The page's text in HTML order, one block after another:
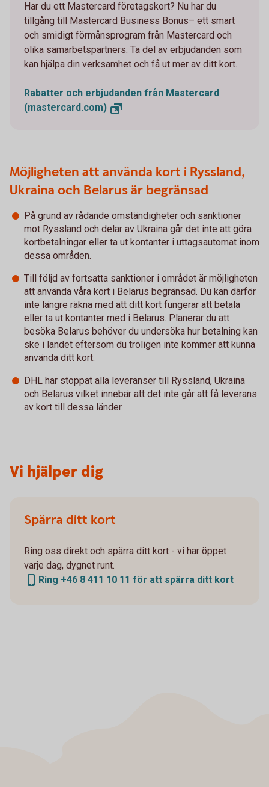
Har du ett Mastercard företagskort? Nu har du
tillgång till Mastercard Business Bonus– ett smart
och smidigt förmånsprogram från Mastercard och
olika samarbetspartners. Ta del av erbjudanden som
kan hjälpa din verksamhet och få ut mer av ditt kort.
Rabatter och erbjudanden från Mastercard
(mastercard.com)
Möjligheten att använda kort i Ryssland,
Ukraina och Belarus är begränsad
På grund av rådande omständigheter och sanktioner
mot Ryssland och delar av Ukraina går det inte att göra
kortbetalningar eller ta ut kontanter i uttagsautomat inom
dessa områden.
Till följd av fortsatta sanktioner i området är möjligheten
att använda våra kort i Belarus begränsad. Du kan därför
inte längre räkna med att ditt kort fungerar att betala
eller ta ut kontanter med i Belarus. Planerar du att
besöka Belarus behöver du undersöka hur betalning kan
ske i landet eftersom du troligen inte kommer att kunna
använda ditt kort.
DHL har stoppat alla leveranser till Ryssland, Ukraina
och Belarus vilket innebär att det inte går att få leverans
av kort till dessa länder.
Vi hjälper dig
Spärra ditt kort
Ring oss direkt och spärra ditt kort - vi har öppet
varje dag, dygnet runt.
Ring +46 8 411 10 11 för att spärra ditt kort